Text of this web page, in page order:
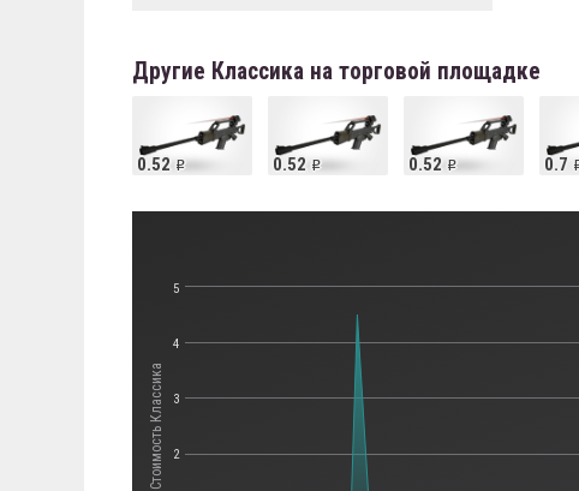
Другие Классика на торговой площадке
0.52 0.52 0.52 0.7
Стоимость Классика 2
3
4
5